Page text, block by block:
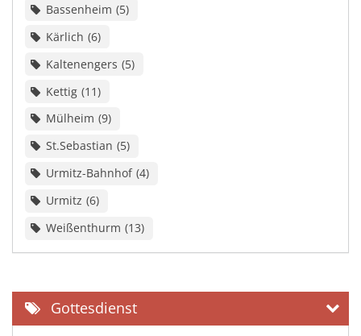
Bassenheim 5
Kärlich 6
Kaltenengers 5
Kettig 11
Mülheim 9
St.Sebastian 5
Urmitz-Bahnhof 4
Urmitz 6
Weißenthurm 13
Gottesdienst